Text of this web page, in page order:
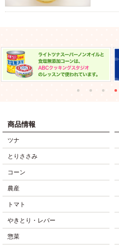
商品情報
ツナ
とりささみ
コーン
農産
トマト
やきとり・レバー
惣菜